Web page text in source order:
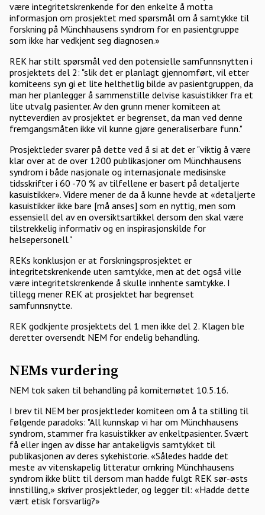
være integritetskrenkende for den enkelte å motta
informasjon om prosjektet med spørsmål om å samtykke til
forskning på Münchhausens syndrom for en pasientgruppe
som ikke har vedkjent seg diagnosen.»
REK har stilt spørsmål ved den potensielle samfunnsnytten i
prosjektets del 2: "slik det er planlagt gjennomført, vil etter
komiteens syn gi et lite helthetlig bilde av pasientgruppen, da
man her planlegger å sammenstille delvise kasuistikker fra et
lite utvalg pasienter. Av den grunn mener komiteen at
nytteverdien av prosjektet er begrenset, da man ved denne
fremgangsmåten ikke vil kunne gjøre generaliserbare funn."
Prosjektleder svarer på dette ved å si at det er "viktig å være
klar over at de over 1200 publikasjoner om Münchhausens
syndrom i både nasjonale og internasjonale medisinske
tidsskrifter i 60 -70 % av tilfellene er basert på detaljerte
kasuistikker». Videre mener de da å kunne hevde at «detaljerte
kasuistikker ikke bare [må anses] som en nyttig, men som
essensiell del av en oversiktsartikkel dersom den skal være
tilstrekkelig informativ og en inspirasjonskilde for
helsepersonell."
REKs konklusjon er at forskningsprosjektet er
integritetskrenkende uten samtykke, men at det også ville
være integritetskrenkende å skulle innhente samtykke. I
tillegg mener REK at prosjektet har begrenset
samfunnsnytte.
REK godkjente prosjektets del 1 men ikke del 2. Klagen ble
deretter oversendt NEM for endelig behandling.
NEMs vurdering
NEM tok saken til behandling på komitemøtet 10.5.16.
I brev til NEM ber prosjektleder komiteen om å ta stilling til
følgende paradoks: "All kunnskap vi har om Münchhausens
syndrom, stammer fra kasuistikker av enkeltpasienter. Svært
få eller ingen av disse har antakeligvis samtykket til
publikasjonen av deres sykehistorie. «Således hadde det
meste av vitenskapelig litteratur omkring Münchhausens
syndrom ikke blitt til dersom man hadde fulgt REK sør-østs
innstilling,» skriver prosjektleder, og legger til: «Hadde dette
vært etisk forsvarlig?»